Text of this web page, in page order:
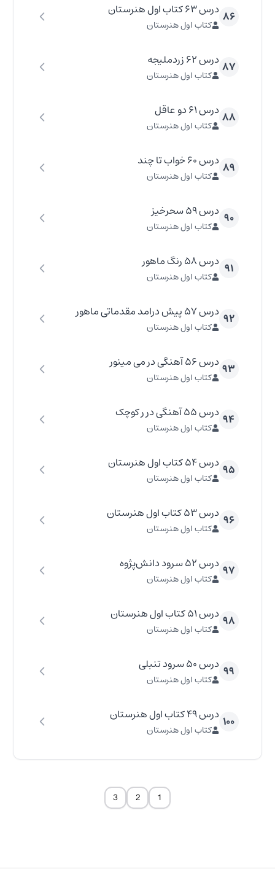
۸۶ درس ۶۳ کتاب اول هنرستان
کتاب اول هنرستان
۸۷ درس ۶۲ زردملیجه
کتاب اول هنرستان
۸۸ درس ۶۱ دو عاقل
کتاب اول هنرستان
۸۹ درس ۶۰ خواب تا چند
کتاب اول هنرستان
۹۰ درس ۵۹ سحرخیز
کتاب اول هنرستان
۹۱ درس ۵۸ رنگ ماهور
کتاب اول هنرستان
۹۲ درس ۵۷ پیش درامد مقدماتی ماهور
کتاب اول هنرستان
۹۳ درس ۵۶ آهنگی در می مینور
کتاب اول هنرستان
۹۴ درس ۵۵ آهنگی در ر کوچک
کتاب اول هنرستان
۹۵ درس ۵۴ کتاب اول هنرستان
کتاب اول هنرستان
۹۶ درس ۵۳ کتاب اول هنرستان
کتاب اول هنرستان
۹۷ درس ۵۲ سرود دانش‌پژوه
کتاب اول هنرستان
۹۸ درس ۵۱ کتاب اول هنرستان
کتاب اول هنرستان
۹۹ درس ۵۰ سرود تنبلی
کتاب اول هنرستان
۱۰۰ درس ۴۹ کتاب اول هنرستان
کتاب اول هنرستان
1
2
3